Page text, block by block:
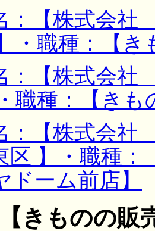
：【株式会
・職種：【
：【株式会
職種：【き
：【株式会
区 】・職種
ドーム前店】
きものの販